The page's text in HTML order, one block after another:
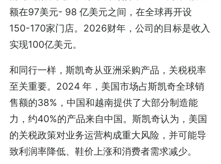
额在97美元- 98 亿美元之间，在全球再开设
150-170家门店。2026财年，公司的目标是收入
实现100亿美元。
和同行一样，斯凯奇从亚洲采购产品，关税税率
至关重要。2024 年，美国市场占斯凯奇全球销
售额的38%，中国和越南提供了大部分制造能
力，约40%的产品来自中国。斯凯奇认为，美国
的关税政策对业务运营构成重大风险，并可能导
致利润率降低、鞋价上涨和消费者需求减少。